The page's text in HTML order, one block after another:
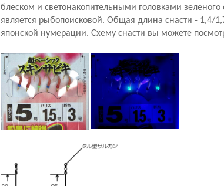
блеском и светонакопительными головками зеленого
является рыбопоисковой. Общая длина снасти - 1,4/
японской нумерации. Схему снасти вы можете